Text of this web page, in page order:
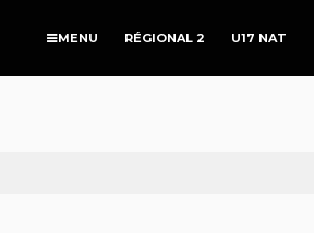
RÉGIONAL 2 U17 NAT